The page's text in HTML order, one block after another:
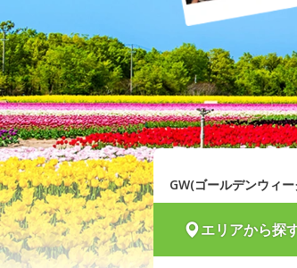
GW(ゴールデンウィ
エリアから探